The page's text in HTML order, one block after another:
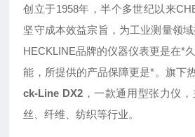
创立于1958年，半个多世纪以来
坚守成本效益宗旨，为工业测量领
HECKLINE品牌的仪器仪表更是在*
能，所提供的产品保障更是*。旗下
ck-Line DX2 ，一款通用型张力仪
丝、纤维、纺织等行业。